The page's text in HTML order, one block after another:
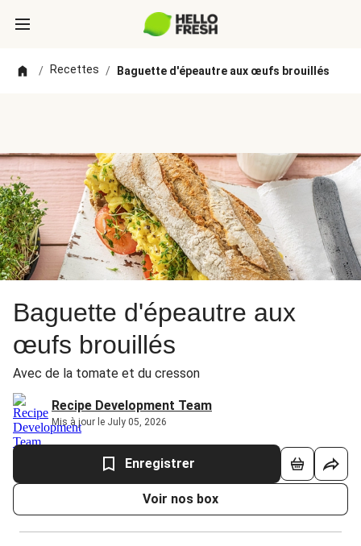
/ Recettes / Baguette d'épeautre aux œufs brouillés
Baguette d'épeautre aux
œufs brouillés
Avec de la tomate et du cresson
Recipe Development Team
Mis à jour le July 05, 2026
Enregistrer
Voir nos box